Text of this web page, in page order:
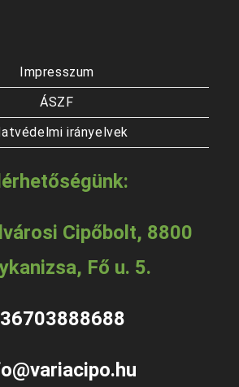
Impresszum
ÁSZF
irányelvek
Cipőbolt, 8800
Fő u. 5.